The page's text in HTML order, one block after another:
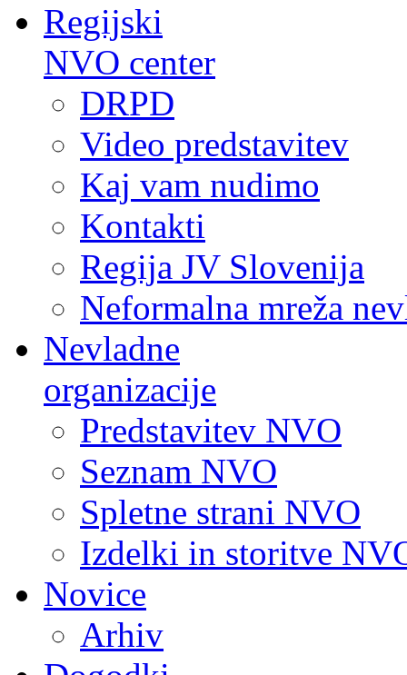
Regijski
NVO center
DRPD
Video predstavitev
Kaj vam nudimo
Kontakti
Regija JV Slovenija
Neformalna mreža
Nevladne
organizacije
Predstavitev NVO
Seznam NVO
Spletne strani NVO
Izdelki in storitve
Novice
Arhiv